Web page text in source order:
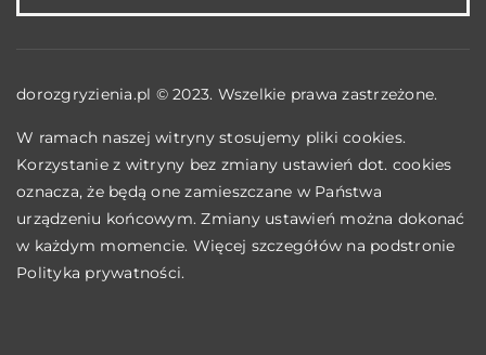
dorozgryzienia.pl © 2023. Wszelkie prawa zastrzeżone.
W ramach naszej witryny stosujemy pliki cookies.
Korzystanie z witryny bez zmiany ustawień dot. cookies
oznacza, że będą one zamieszczane w Państwa
urządzeniu końcowym. Zmiany ustawień można dokonać
w każdym momencie. Więcej szczegółów na podstronie
Polityka prywatności.